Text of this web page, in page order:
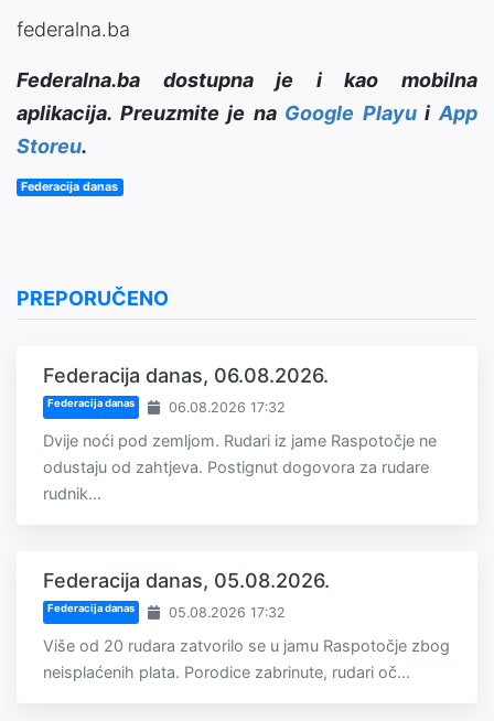
federalna.ba
Federalna.ba dostupna je i kao mobilna
aplikacija. Preuzmite je na Google PlayuiApp
Storeu.
Federacija danas
PREPORUČENO
Federacija danas, 06.08.2026.
Federacija danas 06.08.2026 17:32
Dvije noći pod zemljom. Rudari iz jame Raspotočje ne
odustaju od zahtjeva. Postignut dogovora za rudare
rudnik...
Federacija danas, 05.08.2026.
Federacija danas 05.08.2026 17:32
Više od 20 rudara zatvorilo se u jamu Raspotočje zbog
neisplaćenih plata. Porodice zabrinute, rudari oč...